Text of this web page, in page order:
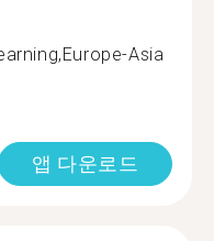
Asia
앱 다운로드